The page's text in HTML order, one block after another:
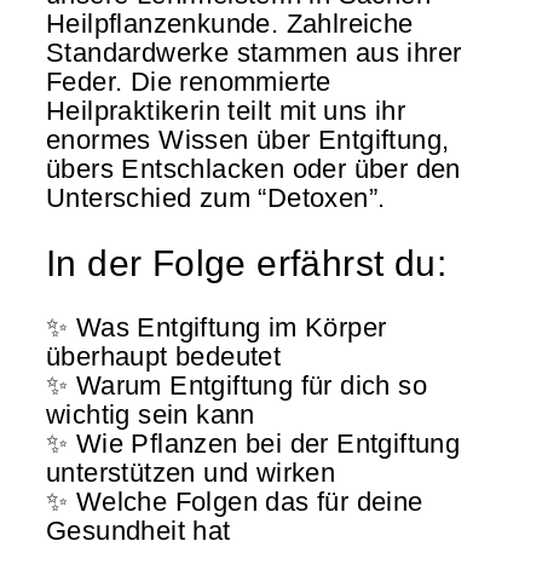
Heilpflanzenkunde. Zahlreiche
Standardwerke stammen aus ihrer
Feder. Die renommierte
Heilpraktikerin teilt mit uns ihr
enormes Wissen über Entgiftung,
übers Entschlacken oder über den
Unterschied zum “Detoxen”.
In der Folge erfährst du:
✨ Was Entgiftung im Körper
überhaupt bedeutet
✨ Warum Entgiftung für dich so
wichtig sein kann
✨ Wie Pflanzen bei der Entgiftung
unterstützen und wirken
✨ Welche Folgen das für deine
Gesundheit hat